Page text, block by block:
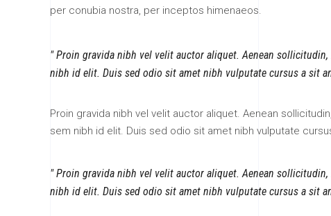
per conubia nostra, per inceptos himenaeos.
Proin gravida nibh vel velit auctor aliquet. Aenean
nibh id elit. Duis sed odio sit amet nibh vulputate cursus a sit
Proin gravida nibh vel velit auctor aliquet. Aenean
sem nibh id elit. Duis sed odio sit amet nibh vulputate
Proin gravida nibh vel velit auctor aliquet. Aenean
nibh id elit. Duis sed odio sit amet nibh vulputate cursus a sit